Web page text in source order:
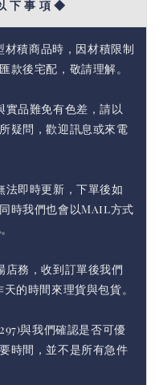
下 事 項 ◆
積商品時，因材積限制
款後宅配，敬請理解。
品難免有色差，請以
疑問，歡迎訊息或來電
法即時更新，下單後如
時我們也會以Mail方式
店務，收到訂單後我們
的時間來理貨與包貨。
與我們確認是否可優
時間，並不是所有急件